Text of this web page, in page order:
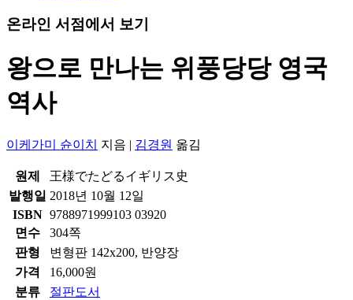
온라인 서점에서 보기
왕으로 만나는 위풍당당 영국
역사
이케가미 슌이치 지음 김경원 옮김
원제
王様でたどるイギリス史
발행일 2018년 10월 12일
ISBN 9788971999103 03920
면수
304쪽
판형
변형판 142x200, 반양장
가격
16,000원
분류
절판도서